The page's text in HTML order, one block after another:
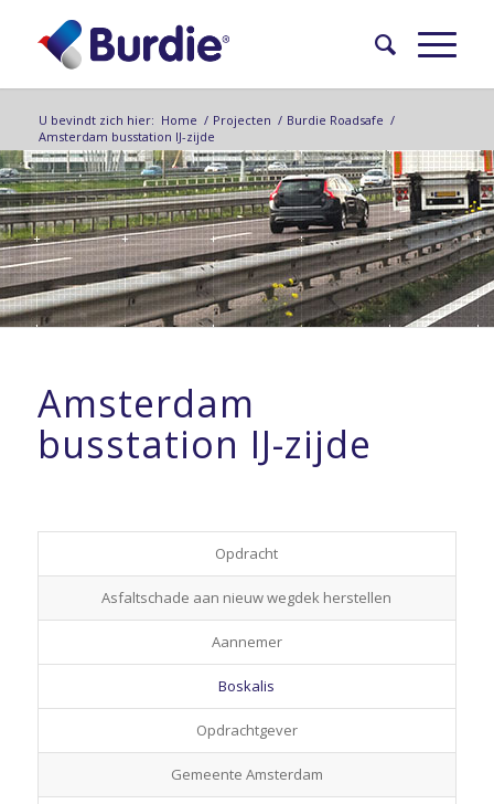
U bevindt zich hier: Home / Projecten / Burdie Roadsafe /
Amsterdam busstation IJ-zijde
Amsterdam
busstation IJ-zijde
Opdracht
Asfaltschade aan nieuw wegdek herstellen
Aannemer
Boskalis
Opdrachtgever
Gemeente Amsterdam